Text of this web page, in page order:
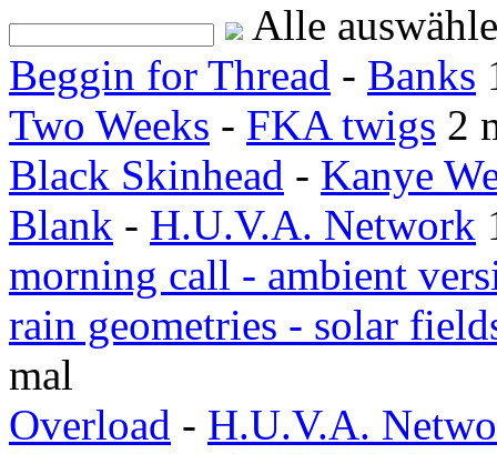
Alle
Beggin for Thread - Banks
Two Weeks - FKA twigs 2
Black Skinhead - Kanye
Blank - H.U.V.A. Network
morning call - ambient
rain geometries - solar
mal
Overload - H.U.V.A.